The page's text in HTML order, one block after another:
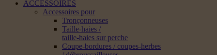
ACCESSOIRES
Accessoires pour
Tronçonneuses
Taille-haies /
taille-haies sur perche
Coupe-bordures / coupes-herbes